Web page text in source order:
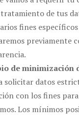
de tus
fines
previamente
de minimización
solicitar datos
con los fines
Los mínimos